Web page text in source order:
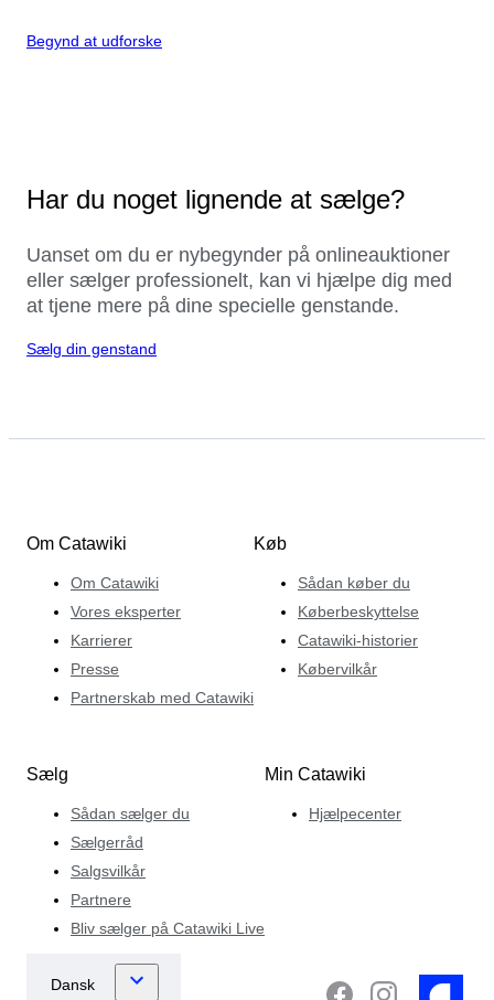
Begynd at udforske
Har du noget lignende at sælge?
Uanset om du er nybegynder på onlineauktioner
eller sælger professionelt, kan vi hjælpe dig med
at tjene mere på dine specielle genstande.
Sælg din genstand
Om Catawiki
Om Catawiki
Vores eksperter
Karrierer
Presse
Partnerskab med Catawiki
Køb
Sådan køber du
Køberbeskyttelse
Catawiki-historier
Købervilkår
Sælg
Sådan sælger du
Sælgerråd
Salgsvilkår
Partnere
Bliv sælger på Catawiki Live
Min Catawiki
Hjælpecenter